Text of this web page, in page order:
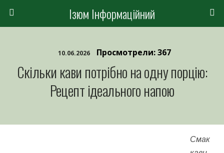
Ізюм Інформаційний
10.06.2026 Просмотрели: 367
Скільки кави потрібно на одну порцію:
Рецепт ідеального напою
Смак